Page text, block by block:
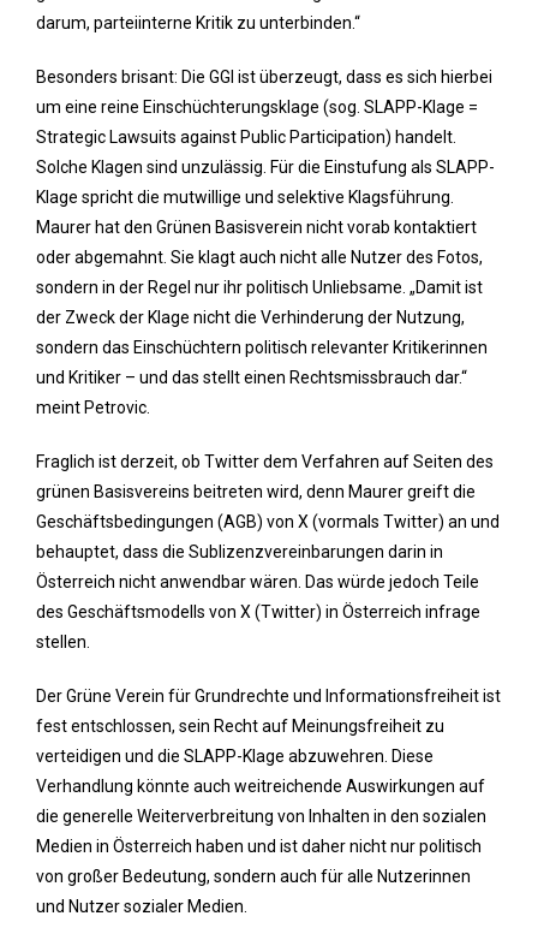
darum, parteiinterne Kritik zu unterbinden.“
Besonders brisant: Die GGI ist überzeugt, dass es sich hierbei
um eine reine Einschüchterungsklage (sog. SLAPP-Klage =
Strategic Lawsuits against Public Participation) handelt.
Solche Klagen sind unzulässig. Für die Einstufung als SLAPP-
Klage spricht die mutwillige und selektive Klagsführung.
Maurer hat den Grünen Basisverein nicht vorab kontaktiert
oder abgemahnt. Sie klagt auch nicht alle Nutzer des Fotos,
sondern in der Regel nur ihr politisch Unliebsame. „Damit ist
der Zweck der Klage nicht die Verhinderung der Nutzung,
sondern das Einschüchtern politisch relevanter Kritikerinnen
und Kritiker – und das stellt einen Rechtsmissbrauch dar.“
meint Petrovic.
Fraglich ist derzeit, ob Twitter dem Verfahren auf Seiten des
grünen Basisvereins beitreten wird, denn Maurer greift die
Geschäftsbedingungen (AGB) von X (vormals Twitter) an und
behauptet, dass die Sublizenzvereinbarungen darin in
Österreich nicht anwendbar wären. Das würde jedoch Teile
des Geschäftsmodells von X (Twitter) in Österreich infrage
stellen.
Der Grüne Verein für Grundrechte und Informationsfreiheit ist
fest entschlossen, sein Recht auf Meinungsfreiheit zu
verteidigen und die SLAPP-Klage abzuwehren. Diese
Verhandlung könnte auch weitreichende Auswirkungen auf
die generelle Weiterverbreitung von Inhalten in den sozialen
Medien in Österreich haben und ist daher nicht nur politisch
von großer Bedeutung, sondern auch für alle Nutzerinnen
und Nutzer sozialer Medien.